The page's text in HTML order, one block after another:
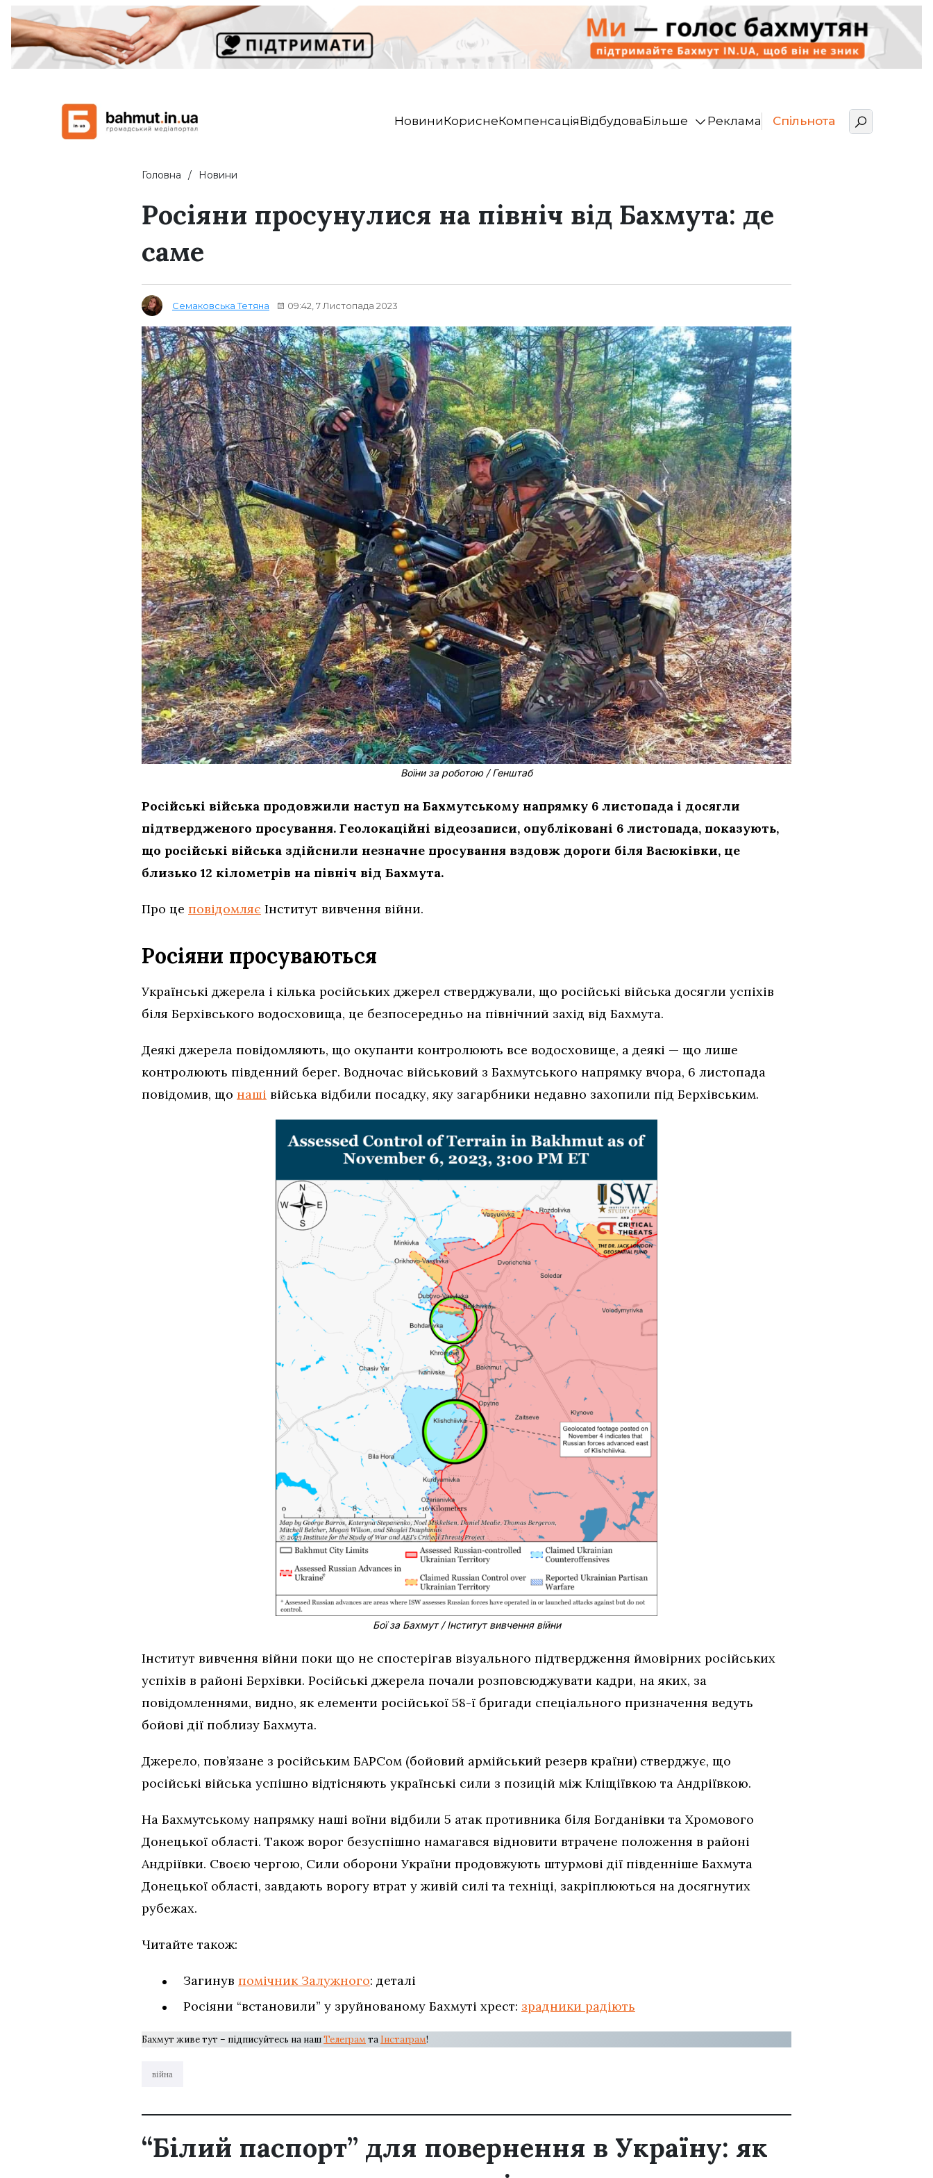
НовиниКориснеКомпенсаціяВідбудоваБільше Реклама Спільнота
Головна Новини
Росіяни просунулися на північ від Бахмута: де
саме
Семаковська Тетяна 09:42, 7 Листопада 2023
Воїни за роботою / Генштаб
Російські війська продовжили наступ на Бахмутському напрямку 6 листопада і досягли
підтвердженого просування. Геолокаційні відеозаписи, опубліковані 6 листопада, показують,
що російські війська здійснили незначне просування вздовж дороги біля Васюківки, це
близько 12 кілометрів на північ від Бахмута.
Про це повідомляє Інститут вивчення війни.
Росіяни просуваються
Українські джерела і кілька російських джерел стверджували, що російські війська досягли успіхів
біля Берхівського водосховища, це безпосередньо на північний захід від Бахмута.
Деякі джерела повідомляють, що окупанти контролюють все водосховище, а деякі — що лише
контролюють південний берег. Водночас військовий з Бахмутського напрямку вчора, 6 листопада
повідомив, що наші війська відбили посадку, яку загарбники недавно захопили під Берхівським.
Бої за Бахмут / Інститут вивчення війни
Інститут вивчення війни поки що не спостерігав візуального підтвердження ймовірних російських
успіхів в районі Берхівки. Російські джерела почали розповсюджувати кадри, на яких, за
повідомленнями, видно, як елементи російської 58-ї бригади спеціального призначення ведуть
бойові дії поблизу Бахмута.
Джерело, пов’язане з російським БАРСом (бойовий армійський резерв країни) стверджує, що
російські війська успішно відтісняють українські сили з позицій між Кліщіївкою та Андріївкою.
На Бахмутському напрямку наші воїни відбили 5 атак противника біля Богданівки та Хромового
Донецької області. Також ворог безуспішно намагався відновити втрачене положення в районі
Андріївки. Своєю чергою, Сили оборони України продовжують штурмові дії південніше Бахмута
Донецької області, завдають ворогу втрат у живій силі та техніці, закріплюються на досягнутих
рубежах.
Читайте також:
Загинув помічник Залужного: деталі
Росіяни “встановили” у зруйнованому Бахмуті хрест: зрадники радіють
Бахмут живе тут – підписуйтесь на нашТелеграм та Інстаграм!
війна
“Білий паспорт” для повернення в Україну: як